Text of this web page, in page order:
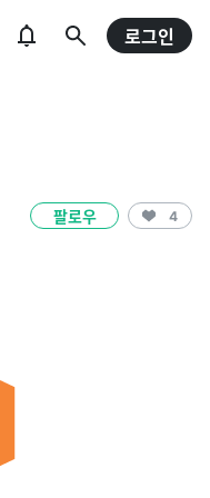
로그인
팔로우 4